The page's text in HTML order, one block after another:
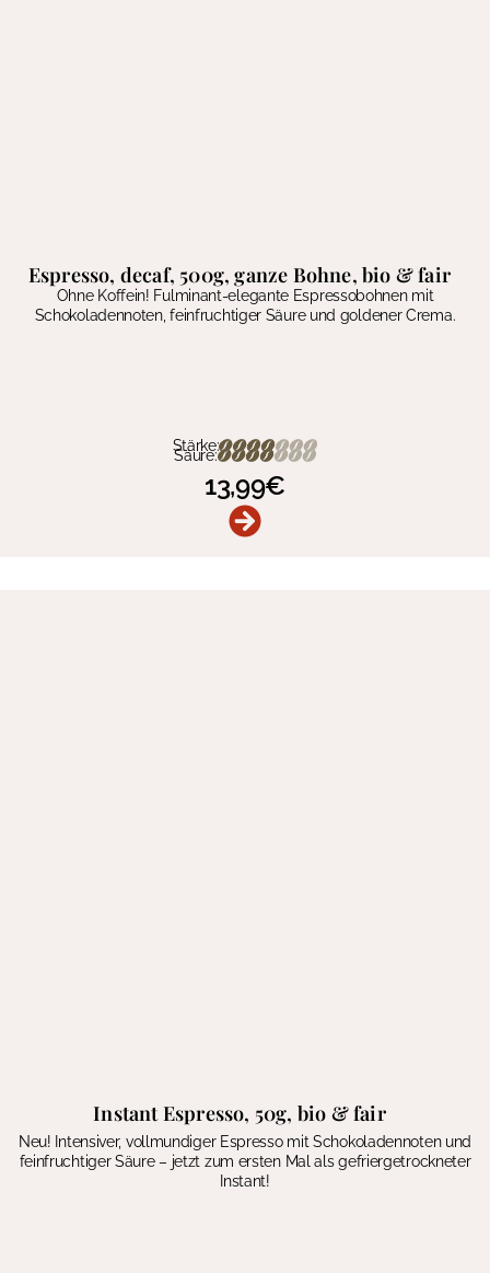
Espresso, decaf, 500g, ganze Bohne, bio & fair
Ohne Koffein! Fulminant-elegante Espressobohnen mit
Schokoladennoten, feinfruchtiger Säure und goldener Crema.
Stärke:
Säure:
13,99€
Instant Espresso, 50g, bio & fair
Neu! Intensiver, vollmundiger Espresso mit Schokoladennoten und
feinfruchtiger Säure – jetzt zum ersten Mal als gefriergetrockneter
Instant!